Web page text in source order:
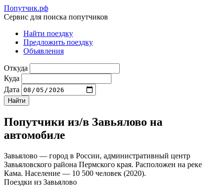
Попутчик.рф
Сервис для поиска попутчиков
Найти поездку
Предложить поездку
Объявления
Откуда
Куда
Дата
Попутчики из/в Завьялово на
автомобиле
Завьялово — город в России, административный центр
Завьяловского района Пермского края. Расположен на реке
Кама. Население — 10 500 человек (2020).
Поездки из Завьялово